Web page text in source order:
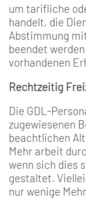
um tarif­liche
handelt, die
Abstimmung
beendet
vorhandenen
Rechtzeitig
Die GDL­-
zugewiesenen
beachtlichen
Mehr­ arbeit
wenn sich dies
gestaltet.
nur wenige